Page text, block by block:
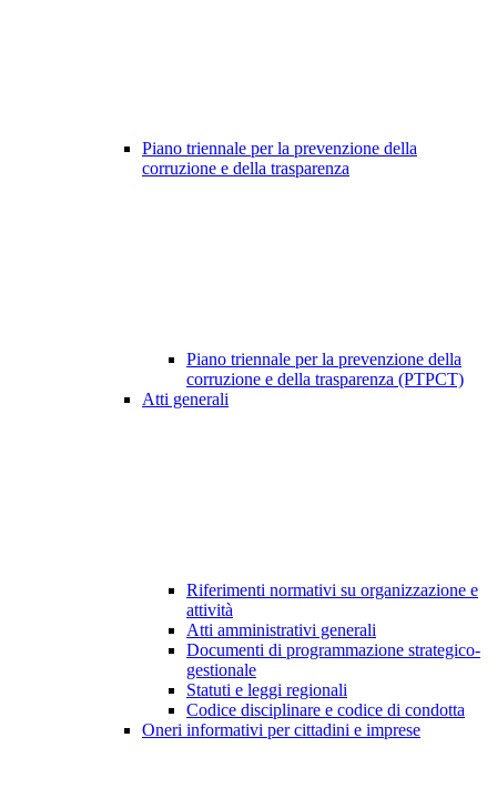
Piano triennale per la prevenzione della
corruzione e della trasparenza
Piano triennale per la prevenzione della
corruzione e della trasparenza (PTPCT)
Atti generali
Riferimenti normativi su organizzazione e
attività
Atti amministrativi generali
Documenti di programmazione strategico-
gestionale
Statuti e leggi regionali
Codice disciplinare e codice di condotta
Oneri informativi per cittadini e imprese